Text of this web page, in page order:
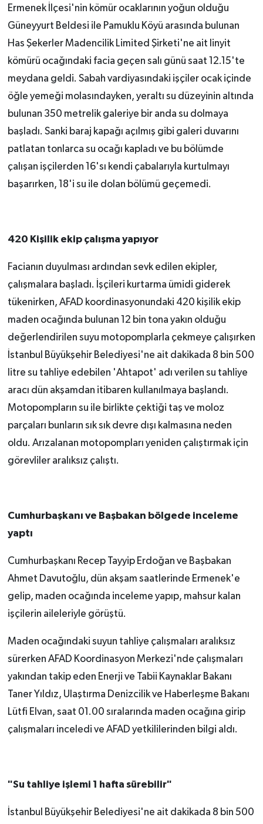
Ermenek İlçesi'nin kömür ocaklarının yoğun olduğu
Güneyyurt Beldesi ile Pamuklu Köyü arasında bulunan
Has Şekerler Madencilik Limited Şirketi'ne ait linyit
kömürü ocağındaki facia geçen salı günü saat 12.15'te
meydana geldi. Sabah vardiyasındaki işçiler ocak içinde
öğle yemeği molasındayken, yeraltı su düzeyinin altında
bulunan 350 metrelik galeriye bir anda su dolmaya
başladı. Sanki baraj kapağı açılmış gibi galeri duvarını
patlatan tonlarca su ocağı kapladı ve bu bölümde
çalışan işçilerden 16'sı kendi çabalarıyla kurtulmayı
başarırken, 18'i su ile dolan bölümü geçemedi.
420 Kişilik ekip çalışma yapıyor
Facianın duyulması ardından sevk edilen ekipler,
çalışmalara başladı. İşçileri kurtarma ümidi giderek
tükenirken, AFAD koordinasyonundaki 420 kişilik ekip
maden ocağında bulunan 12 bin tona yakın olduğu
değerlendirilen suyu motopomplarla çekmeye çalışırken
İstanbul Büyükşehir Belediyesi'ne ait dakikada 8 bin 500
litre su tahliye edebilen 'Ahtapot' adı verilen su tahliye
aracı dün akşamdan itibaren kullanılmaya başlandı.
Motopompların su ile birlikte çektiği taş ve moloz
parçaları bunların sık sık devre dışı kalmasına neden
oldu. Arızalanan motopompları yeniden çalıştırmak için
görevliler aralıksız çalıştı.
Cumhurbaşkanı ve Başbakan bölgede inceleme
yaptı
Cumhurbaşkanı Recep Tayyip Erdoğan ve Başbakan
Ahmet Davutoğlu, dün akşam saatlerinde Ermenek'e
gelip, maden ocağında inceleme yapıp, mahsur kalan
işçilerin aileleriyle görüştü.
Maden ocağındaki suyun tahliye çalışmaları aralıksız
sürerken AFAD Koordinasyon Merkezi'nde çalışmaları
yakından takip eden Enerji ve Tabii Kaynaklar Bakanı
Taner Yıldız, Ulaştırma Denizcilik ve Haberleşme Bakanı
Lütfi Elvan, saat 01.00 sıralarında maden ocağına girip
çalışmaları inceledi ve AFAD yetkililerinden bilgi aldı.
"Su tahliye işlemi 1 hafta sürebilir"
İstanbul Büyükşehir Belediyesi'ne ait dakikada 8 bin 500